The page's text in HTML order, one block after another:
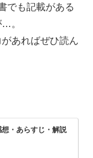
でも記載がある
。
あればぜひ読ん
想・あらすじ・解説